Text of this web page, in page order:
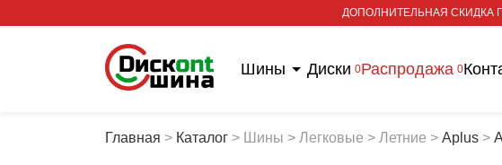
ДОПОЛНИТЕЛЬНАЯ СКИДКА
Шины Диски 0Распродажа 0
Главная > Каталог > Шины > Легковые > Летние > Aplus >